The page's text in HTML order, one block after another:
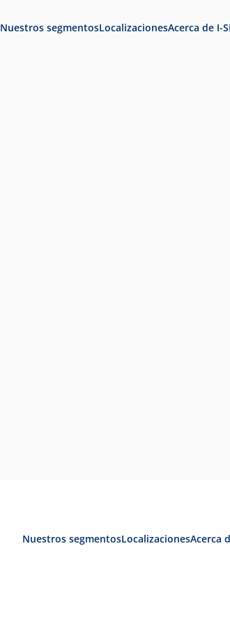
Nuestros segmentosLocalizacionesAcerca de I-
Nuestros segmentosLocalizacionesAcerca